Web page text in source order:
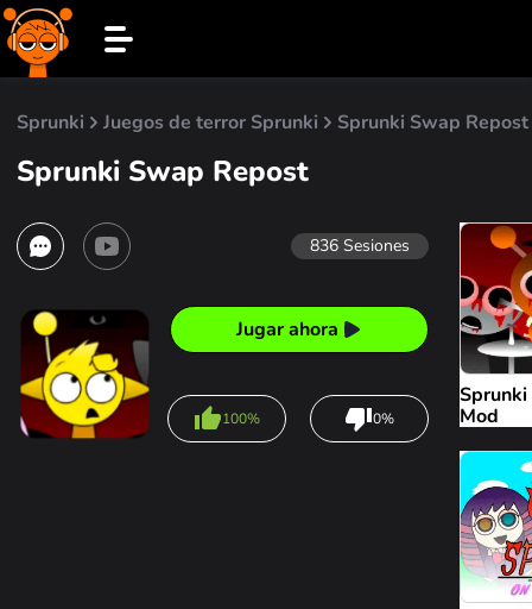
Sprunki Juegos de terror Sprunki Sprunki Swap Repost
Sprunki Swap Repost
836 Sesiones
Jugar ahora
100% 0%
Sprunki
Mod